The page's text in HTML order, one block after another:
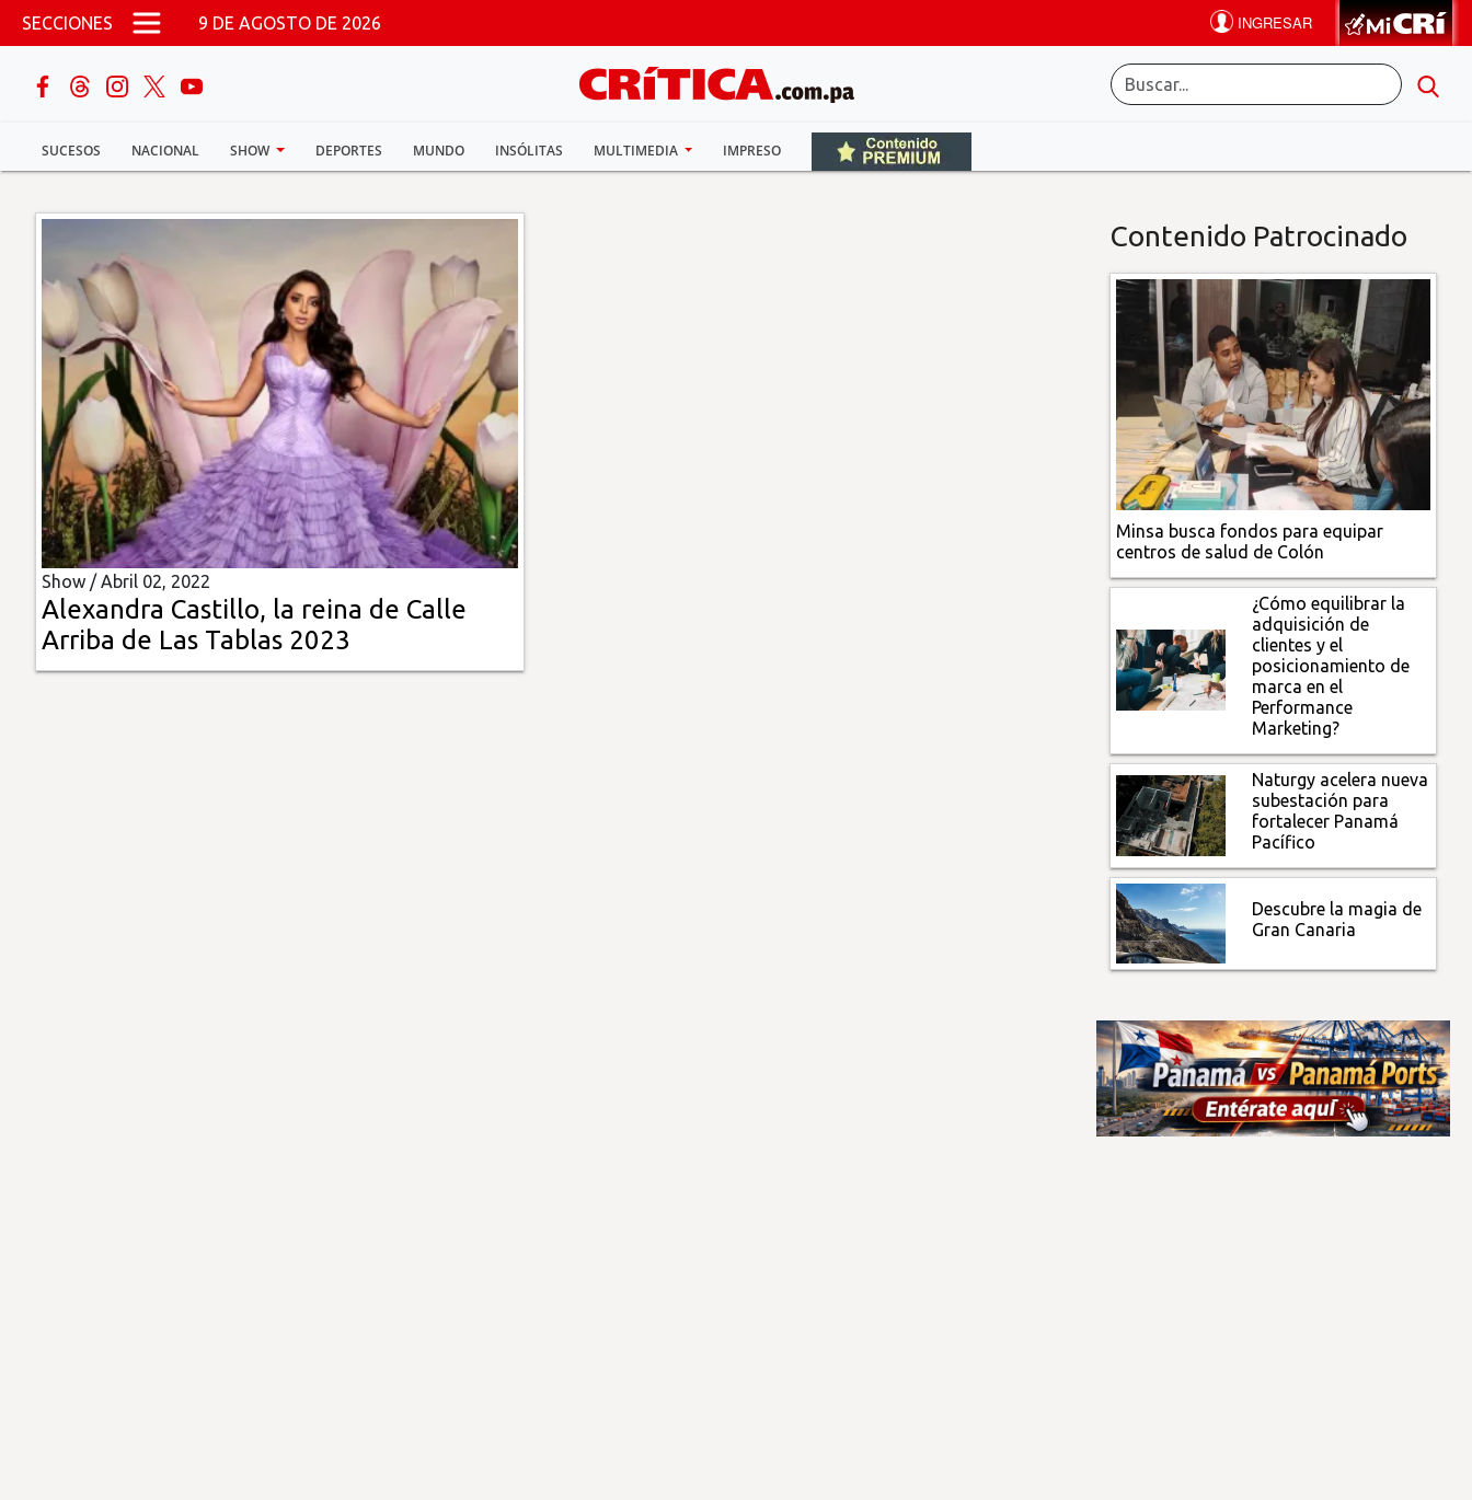
Pasar al contenido principal
SECCIONES 9 DE AGOSTO DE 2026
SUCESOS NACIONAL SHOW DEPORTES MUNDO INSÓLITAS MULTIMEDIA IMPRESO
buscar
Sucesos
Nacional
Política
Show
Deportes
Mundo
Insólitas
Multimedia
Impreso
Show /Abril 02, 2022
Alexandra Castillo, la reina de Calle
Arriba de Las Tablas 2023
Contenido Patrocinado
Minsa busca fondos para equipar
centros de salud de Colón
¿Cómo equilibrar la
adquisición de
clientes y el
posicionamiento de
marca en el
Performance
Marketing?
Naturgy acelera nueva
subestación para
fortalecer Panamá
Pacífico
Descubre la magia de
Gran Canaria